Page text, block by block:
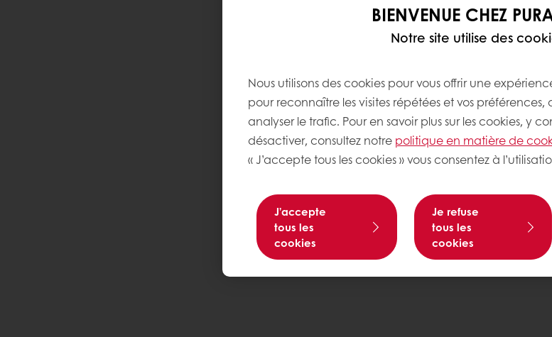
BIENVENUE CHEZ
Notre site utilise des
Nous utilisons des cookies pour vous offrir une
pour reconnaître les visites répétées et vos
analyser le trafic. Pour en savoir plus sur les cookies, y
désactiver, consultez notre politique en matière de
« J’accepte tous les cookies » vous consentez à
J’accepte
tous les
cookies
Je refuse
tous les
cookies